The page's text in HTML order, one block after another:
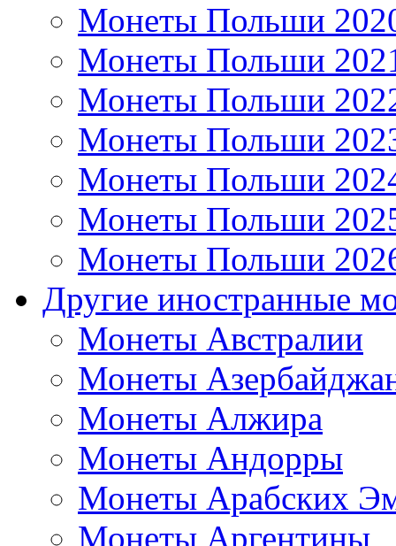
Монеты Польши
Монеты Польши
Монеты Польши
Монеты Польши
Монеты Польши
Монеты Польши
Монеты Польши
Другие иностранные
Монеты Австралии
Монеты
Монеты Алжира
Монеты Андорры
Монеты Арабских
Монеты Аргентины